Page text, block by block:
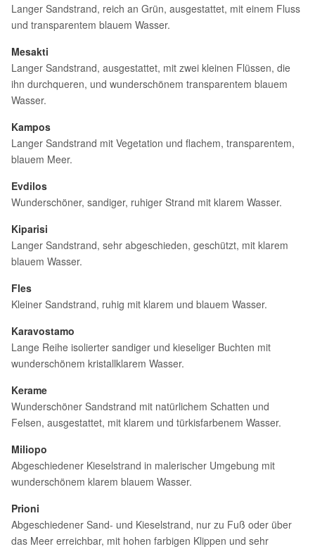
Langer Sandstrand, reich an Grün, ausgestattet, mit einem Fluss
und transparentem blauem Wasser.
Mesakti
Langer Sandstrand, ausgestattet, mit zwei kleinen Flüssen, die
ihn durchqueren, und wunderschönem transparentem blauem
Wasser.
Kampos
Langer Sandstrand mit Vegetation und flachem, transparentem,
blauem Meer.
Evdilos
Wunderschöner, sandiger, ruhiger Strand mit klarem Wasser.
Kiparisi
Langer Sandstrand, sehr abgeschieden, geschützt, mit klarem
blauem Wasser.
Fles
Kleiner Sandstrand, ruhig mit klarem und blauem Wasser.
Karavostamo
Lange Reihe isolierter sandiger und kieseliger Buchten mit
wunderschönem kristallklarem Wasser.
Kerame
Wunderschöner Sandstrand mit natürlichem Schatten und
Felsen, ausgestattet, mit klarem und türkisfarbenem Wasser.
Miliopo
Abgeschiedener Kieselstrand in malerischer Umgebung mit
wunderschönem klarem blauem Wasser.
Prioni
Abgeschiedener Sand- und Kieselstrand, nur zu Fuß oder über
das Meer erreichbar, mit hohen farbigen Klippen und sehr